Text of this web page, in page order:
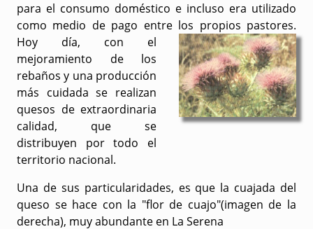
para el consumo doméstico e incluso era utilizado
como medio de pago entre los propios pastores.
Hoy día, con el
mejoramiento de los
rebaños y una producción
más cuidada se realizan
quesos de extraordinaria
calidad, que se
distribuyen por todo el
territorio nacional.
Una de sus particularidades, es que la cuajada del
queso se hace con la "flor de cuajo"(imagen de la
derecha), muy abundante en La Serena